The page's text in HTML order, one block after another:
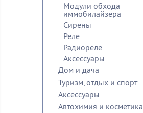
Модули обхода
иммобилайзера
Сирены
Реле
Радиореле
Аксессуары
Дом и дача
Туризм, отдых и спорт
Аксессуары
Автохимия и косметика